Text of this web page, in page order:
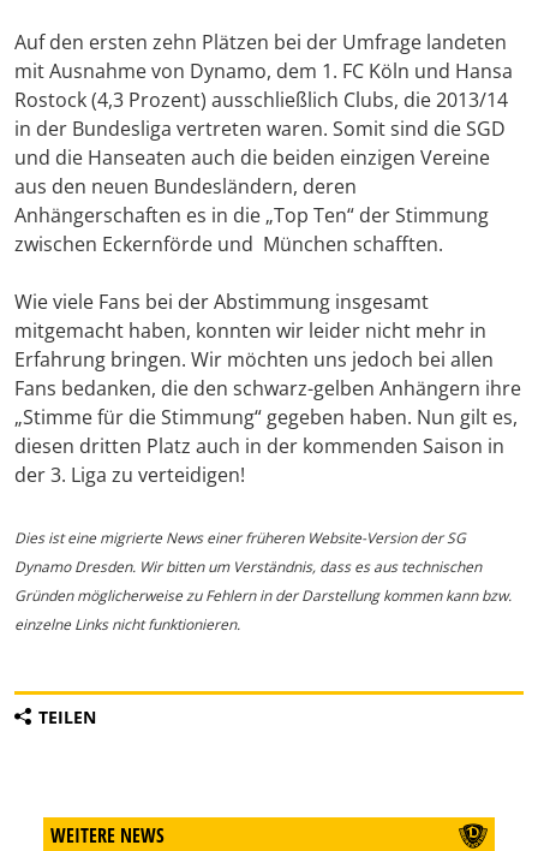
Auf den ersten zehn Plätzen bei der Umfrage landeten
mit Ausnahme von Dynamo, dem 1. FC Köln und Hansa
Rostock (4,3 Prozent) ausschließlich Clubs, die 2013/14
in der Bundesliga vertreten waren. Somit sind die SGD
und die Hanseaten auch die beiden einzigen Vereine
aus den neuen Bundesländern, deren
Anhängerschaften es in die „Top Ten“ der Stimmung
zwischen Eckernförde und München schafften.
Wie viele Fans bei der Abstimmung insgesamt
mitgemacht haben, konnten wir leider nicht mehr in
Erfahrung bringen. Wir möchten uns jedoch bei allen
Fans bedanken, die den schwarz-gelben Anhängern ihre
„Stimme für die Stimmung“ gegeben haben. Nun gilt es,
diesen dritten Platz auch in der kommenden Saison in
der 3. Liga zu verteidigen!
Dies ist eine migrierte News einer früheren Website-Version der SG
Dynamo Dresden. Wir bitten um Verständnis, dass es aus technischen
Gründen möglicherweise zu Fehlern in der Darstellung kommen kann bzw.
einzelne Links nicht funktionieren.
TEILEN
WEITERE NEWS